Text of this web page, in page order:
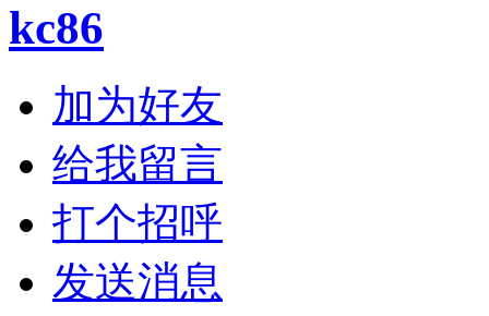
kc86
加为好友
给我留言
打个招呼
发送消息